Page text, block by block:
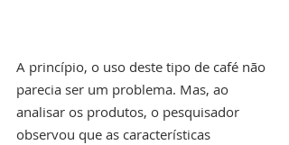
A princípio, o uso deste tipo de café não
parecia ser um problema. Mas, ao
analisar os produtos, o pesquisador
observou que as características